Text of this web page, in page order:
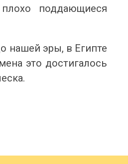
поддающиеся
нашей эры, в Египте
это достигалось